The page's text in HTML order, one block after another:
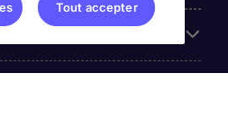
Tout accepter